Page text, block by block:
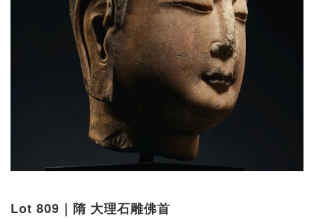
Lot 809｜隋 大理石雕佛首